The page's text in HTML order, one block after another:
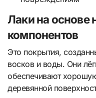
Лаки на основе
компонентов
Это покрытия,
восков и воды. Они
обеспечивают
деревянной